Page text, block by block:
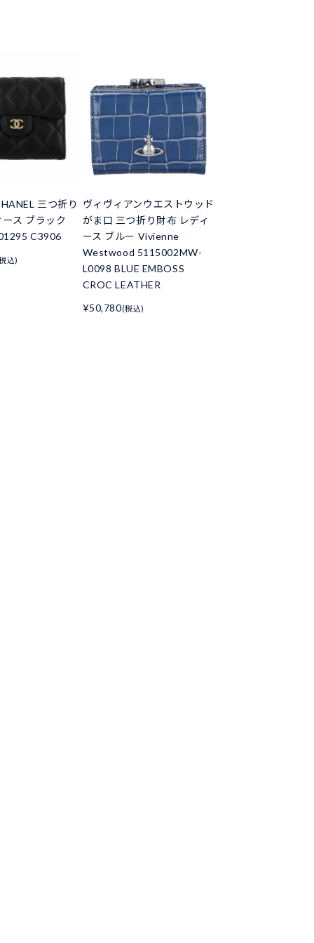
三つ折り
ス ブラック
C3906
込)
ヴィヴィアンウエストウッド
がま口 三つ折り財布 レディ
ース ブルー Vivienne
Westwood 5115002MW-
L0098 BLUE EMBOSS
CROC LEATHER
¥50,780(税込)